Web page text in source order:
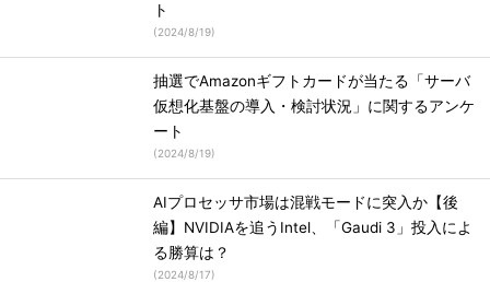
ト
(2024/8/19)
抽選でAmazonギフトカードが当たる「サーバ
仮想化基盤の導入・検討状況」に関するアンケ
ート
(2024/8/19)
AIプロセッサ市場は混戦モードに突入か【後
編】NVIDIAを追うIntel、「Gaudi 3」投入によ
る勝算は？
(2024/8/17)